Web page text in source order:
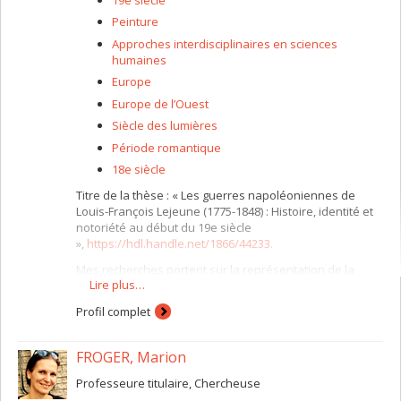
Son enseignement porte principalement sur
l’archéologie de l’audiovisuel, le documentaire, la
cybernétique, la science-fiction, la technologie,
l’atmosphère et le fantastique.
Peinture
Approches interdisciplinaires en sciences
humaines
Europe
Europe de l’Ouest
Siècle des lumières
Période romantique
18e siècle
Titre de la thèse : « Les guerres napoléoniennes de
Louis-François Lejeune (1775-1848) : Histoire, identité et
notoriété au début du 19e siècle
», https://hdl.handle.net/1866/44233.
Mes recherches portent sur la représentation de la
guerre aux dix-huitième et dix-neuvième siècles,
particulièrement autour de la période napoléonienne. Je
m'intéresse aussi à la représentation d'événements
concernant la relation entre texte et image.
Lire plus…
Profil complet
FROGER, Marion
Professeure titulaire, Chercheuse